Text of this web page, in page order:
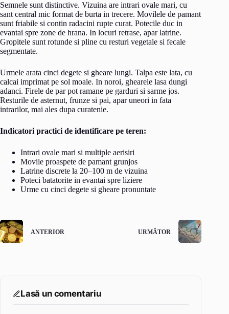
Semnele sunt distinctive. Vizuina are intrari ovale mari, cu
sant central mic format de burta in trecere. Movilele de pamant
sunt friabile si contin radacini rupte curat. Potecile duc in
evantai spre zone de hrana. In locuri retrase, apar latrine.
Gropitele sunt rotunde si pline cu resturi vegetale si fecale
segmentate.
Urmele arata cinci degete si gheare lungi. Talpa este lata, cu
calcai imprimat pe sol moale. In noroi, ghearele lasa dungi
adanci. Firele de par pot ramane pe garduri si sarme jos.
Resturile de asternut, frunze si pai, apar uneori in fata
intrarilor, mai ales dupa curatenie.
Indicatori practici de identificare pe teren:
Intrari ovale mari si multiple aerisiri
Movile proaspete de pamant grunjos
Latrine discrete la 20–100 m de vizuina
Poteci batatorite in evantai spre liziere
Urme cu cinci degete si gheare pronuntate
ANTERIOR URMĂTOR
Lasă un comentariu